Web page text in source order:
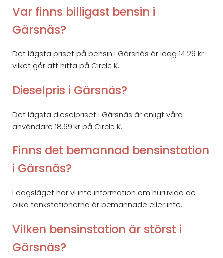
Var finns billigast bensin i
Gärsnäs?
Det lägsta priset på bensin i Gärsnäs är idag 14.29 kr
vilket går att hitta på Circle K.
Dieselpris i Gärsnäs?
Det lägsta dieselpriset i Gärsnäs är enligt våra
användare 18.69 kr på Circle K.
Finns det bemannad bensinstation
i Gärsnäs?
I dagsläget har vi inte information om huruvida de
olika tankstationerna är bemannade eller inte.
Vilken bensinstation är störst i
Gärsnäs?